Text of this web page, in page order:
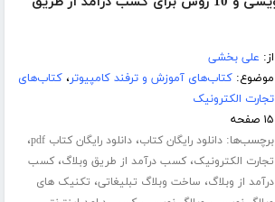
از: علی بخشی
موضوع:کتاب‌های آموزش و ترفند کامپیوتر،کتاب‌های
تجارت الکترونیک
۱۵ صفحه
برچسب‌ها:دانلود رایگان کتاب،دانلود رایگان کتاب pdf ،
تجارت الکترونیک،کسب درآمد از طریق وبلاگ،کسب
درآمد از وبلاگ، ساخت وبلاگ تبلیغاتی، تکنیک های